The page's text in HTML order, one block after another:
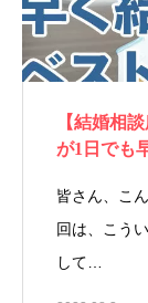
【結婚相
が1日でも
皆さん、こ
回は、こう
して…